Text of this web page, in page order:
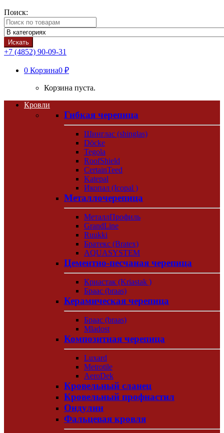
Поиск:
Искать
+7 (4852) 90-09-31
0 Корзина0 ₽
Корзина пуста.
Кровли
Гибкая черепица
Шинглас (shinglas)
Döcke
Tegola
RoofShield
CertainTeed
Katepal
Икопал (Icopal )
Металлочерепица
МеталлПрофиль
GrandLine
Ruukki
Братекс (Bratex)
AQUASYSTEM
Цементно-песчаная черепица
Криастак (Kriastak )
Браас (braas)
Керамическая черепица
Браас (braas)
Mladost
Композитная черепица
Luxard
Metrotile
AeroDek
Кровельный сланец
Кровельный профнастил
Ондулин
Фальцевая кровля